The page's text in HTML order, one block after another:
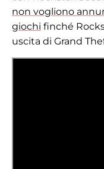
non vogliono
giochi finché
uscita di Grand